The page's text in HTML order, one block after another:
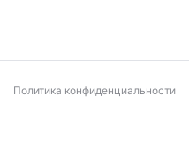
Политика конфиденциальности